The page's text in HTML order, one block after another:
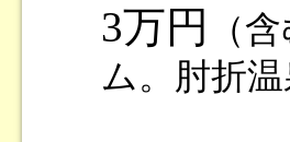
3万円
（
ム。肘折